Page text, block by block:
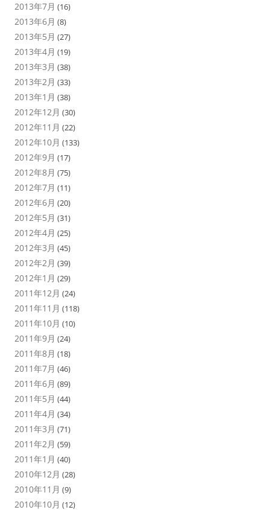
2013年7月 (16)
2013年6月 (8)
2013年5月 (27)
2013年4月 (19)
2013年3月 (38)
2013年2月 (33)
2013年1月 (38)
2012年12月 (30)
2012年11月 (22)
2012年10月 (133)
2012年9月 (17)
2012年8月 (75)
2012年7月 (11)
2012年6月 (20)
2012年5月 (31)
2012年4月 (25)
2012年3月 (45)
2012年2月 (39)
2012年1月 (29)
2011年12月 (24)
2011年11月 (118)
2011年10月 (10)
2011年9月 (24)
2011年8月 (18)
2011年7月 (46)
2011年6月 (89)
2011年5月 (44)
2011年4月 (34)
2011年3月 (71)
2011年2月 (59)
2011年1月 (40)
2010年12月 (28)
2010年11月 (9)
2010年10月 (12)